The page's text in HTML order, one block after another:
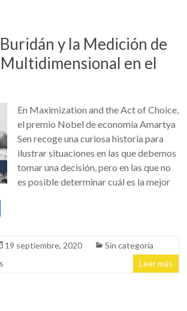
r
y la Medición de
en el
En Maximization and the Act of Choice,
el premio Nobel de economía Amartya
Sen recoge una curiosa historia para
ilustrar situaciones en las que debemos
tomar una decisión, pero en las que no
es posible determinar cuál es la mejor
m
p
19 septiembre, 2020
Sin categoría
Leer más